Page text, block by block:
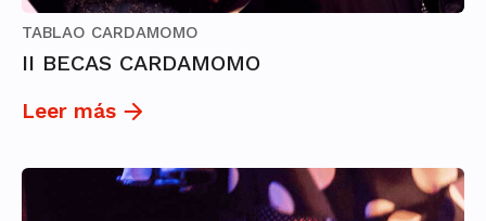
TABLAO CARDAMOMO
II BECAS CARDAMOMO
Leer más